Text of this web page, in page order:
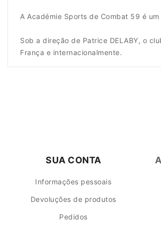
A Académie Sports de Combat 59 é
Sob a direção de Patrice DELABY, o
França e internacionalmente.
SUA CONTA
Informações pessoais
Devoluções de produtos
Pedidos